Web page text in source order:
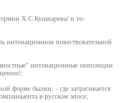
Х.С.Кушнарева/ и то-
интонационнои повествовательной
интонационные оппозиции
;
форме былин, - где затрагивается
в русском эпосе;